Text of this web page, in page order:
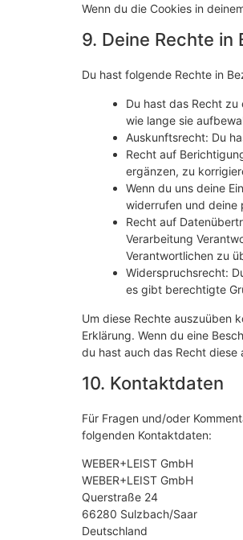
Wenn du die Cookies in
9. Deine Rechte
Du hast folgende Rechte in
Du hast das Recht
wie lange sie
Auskunftsrecht: Du
Recht auf
ergänzen, zu
Wenn du uns deine
widerrufen und deine
Recht auf
Verarbeitung
Verantwortlichen zu
Widerspruchsrecht:
es gibt berechtigte
Um diese Rechte auszuüben
Erklärung. Wenn du eine
du hast auch das Recht
10. Kontaktdaten
Für Fragen und/oder
folgenden Kontaktdaten:
WEBER+LEIST GmbH
WEBER+LEIST GmbH
Querstraße 24
66280 Sulzbach/Saar
Deutschland